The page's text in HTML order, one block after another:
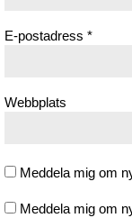
E-postadress *
Webbplats
Meddela mig om
Meddela mig om